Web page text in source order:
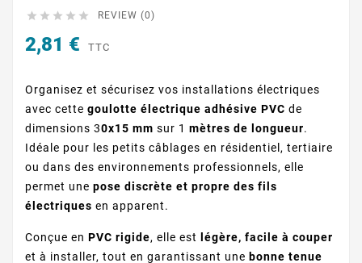
     REVIEW (0)
2,81 € TTC
Organisez et sécurisez vos installations électriques
avec cette goulotte électrique adhésive PVC de
dimensions 30x15 mm sur 1 mètres de longueur.
Idéale pour les petits câblages en résidentiel, tertiaire
ou dans des environnements professionnels, elle
permet une pose discrète et propre des fils
électriques en apparent.
Conçue en PVC rigide, elle est
légère, facile à couper
et à installer, tout en garantissant une bonne tenue